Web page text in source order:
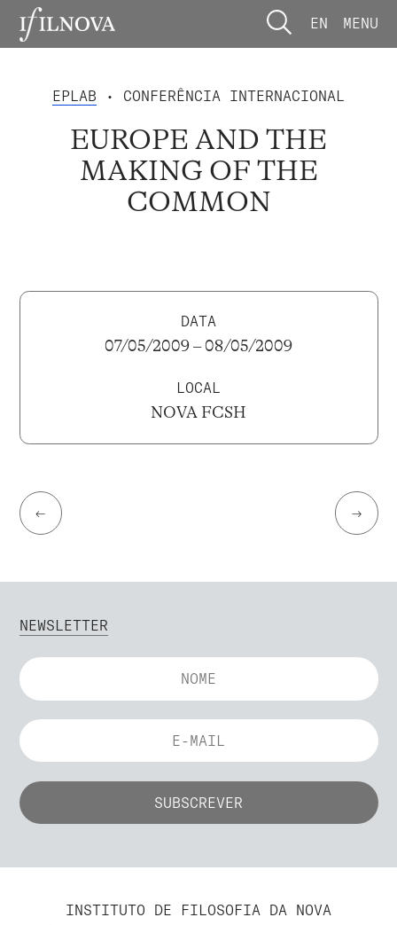
EN MENU
EPLAB • CONFERÊNCIA INTERNACIONAL
EUROPE AND THE
MAKING OF THE
COMMON
DATA
07/05/2009 – 08/05/2009
LOCAL
NOVA FCSH
← →
NEWSLETTER
INSTITUTO DE FILOSOFIA DA NOVA